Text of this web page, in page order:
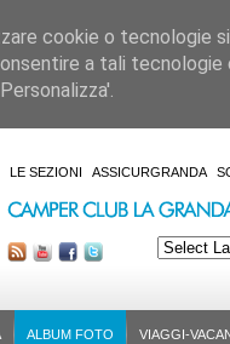
LE SEZIONI ASSICURGRANDA
ALBUM FOTO VIAGGI-
cookie o tecnologie
a tali